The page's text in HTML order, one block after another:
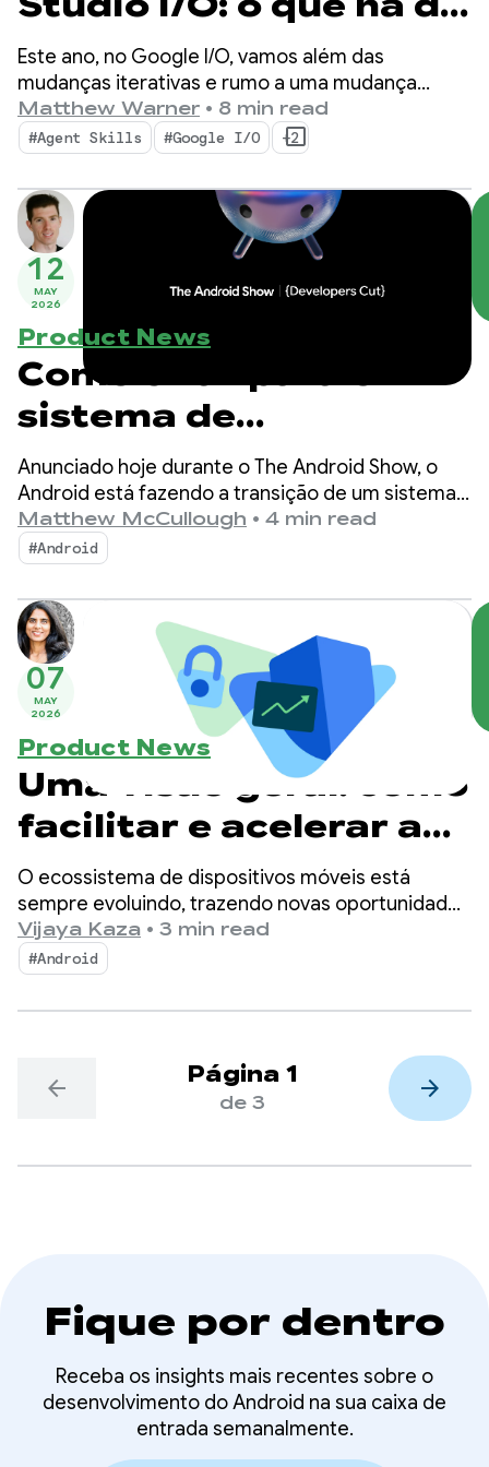
novo nas ferramentas
para desenvolvedores
Android
Este ano, no Google I/O, vamos além das
mudanças iterativas e rumo a uma mudança
fundamental na forma como os apps são criados.
Nossas ferramentas mais recentes são criadas
para a era agêntica, com recursos que aumentam
a produtividade como desenvolvedor Android e
turbinam os agentes de IA implantados na sua
base de código.
Matthew Warner • 8 min read
#Agent Skills #Google I/O +2
12
MAY
2026
Product News
Como criar para o
sistema de
inteligência no
Android
Anunciado hoje durante o The Android Show, o
Android está fazendo a transição de um sistema
operacional para um sistema de inteligência,
criando mais oportunidades de engajamento com
seus apps.
Matthew McCullough • 4 min read
#Android
07
MAY
2026
Product News
Uma visão geral: como
facilitar e acelerar a
publicação de apps
mais seguros
O ecossistema de dispositivos móveis está
sempre evoluindo, trazendo novas oportunidades
e novas ameaças. Com essas mudanças, o
Android e o Google Play continuam
comprometidos em garantir que bilhões de
usuários possam continuar aproveitando os apps
desenvolvedores possa prosperar.
Vijaya Kaza • 3 min read
#Android
arrow_back Página 1
de 3 arrow_forward
Fique por dentro
Receba os insights mais recentes sobre o
desenvolvimento do Android na sua caixa de
entrada semanalmente.